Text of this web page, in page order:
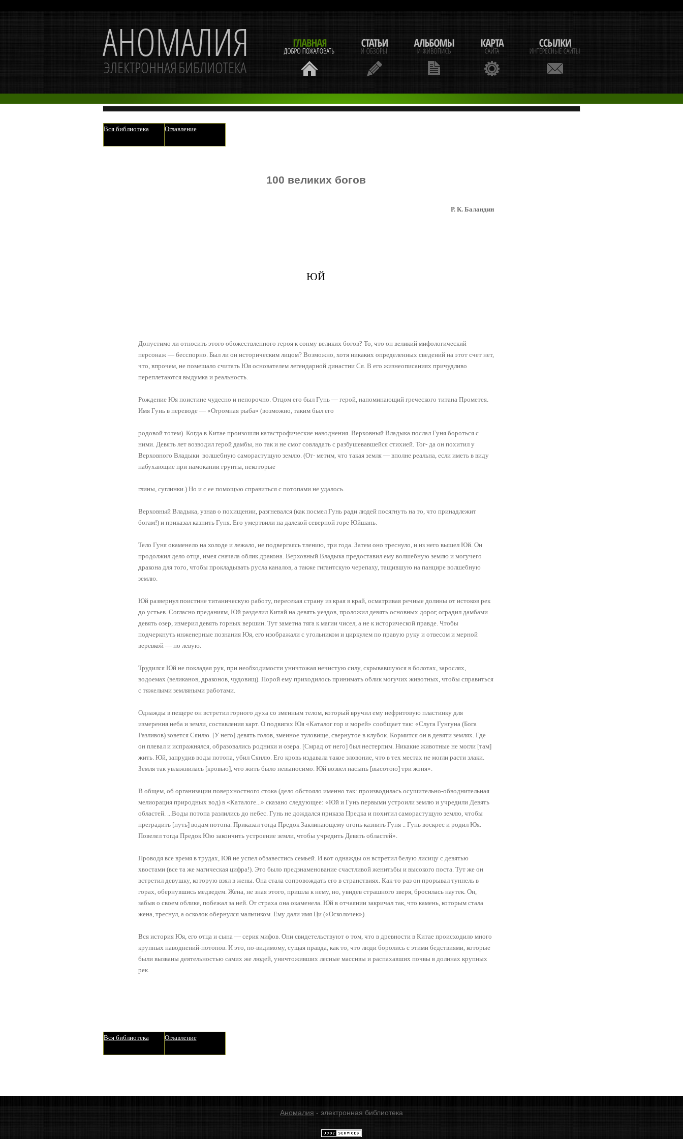
Вся библиотека Оглавление
100 великих богов
Р. К. Баландин
ЮЙ
Допустимо ли относить этого обожествленного героя к сонму великих богов? То, что он великий мифологический
персонаж — бесспорно. Был ли он историческим лицом? Возможно, хотя никаких определенных сведений на этот счет нет,
что, впрочем, не помешало считать Юя основателем легендарной династии Ся. В его жизнеописаниях причудливо
переплетаются выдумка и реальность.
Рождение Юя поистине чудесно и непорочно. Отцом его был Гунь — герой, напоминающий греческого титана Прометея.
Имя Гунь в переводе — «Огромная рыба» (возможно, таким был его
родовой тотем). Когда в Китае произошли катастрофические наводнения. Верховный Владыка послал Гуня бороться с
ними. Девять лет возводил герой дамбы, но так и не смог совладать с разбушевавшейся стихией. Тог- да он похитил у
Верховного Владыки волшебную саморастущую землю. (От- метим, что такая земля — вполне реальна, если иметь в виду
набухающие при намокании грунты, некоторые
глины, суглинки.) Но и с ее помощью справиться с потопами не удалось.
Верховный Владыка, узнав о похищении, разгневался (как посмел Гунь ради людей посягнуть на то, что принадлежит
богам!) и приказал казнить Гуня. Его умертвили на далекой северной горе Юйшань.
Тело Гуня окаменело на холоде и лежало, не подвергаясь тлению, три года. Затем оно треснуло, и из него вышел Юй. Он
продолжил дело отца, имея сначала облик дракона. Верховный Владыка предоставил ему волшебную землю и могучего
дракона для того, чтобы прокладывать русла каналов, а также гигантскую черепаху, тащившую на панцире волшебную
землю.
Юй развернул поистине титаническую работу, пересекая страну из края в край, осматривая речные долины от истоков рек
до устьев. Согласно преданиям, Юй разделил Китай на девять уездов, проложил девять основных дорог, оградил дамбами
девять озер, измерил девять горных вершин. Тут заметна тяга к магии чисел, а не к исторической правде. Чтобы
подчеркнуть инженерные познания Юя, его изображали с угольником и циркулем по правую руку и отвесом и мерной
веревкой — по левую.
Трудился Юй не покладая рук, при необходимости уничтожая нечистую силу, скрывавшуюся в болотах, зарослях,
водоемах (великанов, драконов, чудовищ). Порой ему приходилось принимать облик могучих животных, чтобы справиться
с тяжелыми земляными работами.
Однажды в пещере он встретил горного духа со змеиным телом, который вручил ему нефритовую пластинку для
измерения неба и земли, составления карт. О подвигах Юя «Каталог гор и морей» сообщает так: «Слуга Гунгуна (Бога
Разливов) зовется Сянлю. [У него] девять голов, змеиное туловище, свернутое в клубок. Кормится он в девяти землях. Где
он плевал и испражнялся, образовались родники и озера. [Смрад от него] был нестерпим. Никакие животные не могли [там]
жить. Юй, запрудив воды потопа, убил Сянлю. Его кровь издавала такое зловоние, что в тех местах не могли расти злаки.
Земля так увлажнилась [кровью], что жить было невыносимо. Юй возвел насыпь [высотою] три жэня».
В общем, об организации поверхностного стока (дело обстояло именно так: производилась осушительно-обводнительная
мелиорация природных вод) в «Каталоге...» сказано следующее: «Юй и Гунь первыми устроили землю и учредили Девять
областей. ...Воды потопа разлились до небес. Гунь не дождался приказа Предка и похитил саморастущую землю, чтобы
преградить [путь] водам потопа. Приказал тогда Предок Заклинающему огонь казнить Гуня .. Гунь воскрес и родил Юя.
Повелел тогда Предок Юю закончить устроение земли, чтобы учредить Девять областей».
Проводя все время в трудах, Юй не успел обзавестись семьей. И вот однажды он встретил белую лисицу с девятью
хвостами (все та же магическая цифра!). Это было предзнаменование счастливой женитьбы и высокого поста. Тут же он
встретил девушку, которую взял в жены. Она стала сопровождать его в странствиях. Как-то раз он прорывал туннель в
горах, обернувшись медведем. Жена, не зная этого, пришла к нему, но, увидев страшного зверя, бросилась наутек. Он,
забыв о своем облике, побежал за ней. От страха она окаменела. Юй в отчаянии закричал так, что камень, которым стала
жена, треснул, а осколок обернулся мальчиком. Ему дали имя Ци («Осколочек»).
Вся история Юя, его отца и сына — серия мифов. Они свидетельствуют о том, что в древности в Китае происходило много
крупных наводнений-потопов. И это, по-видимому, сущая правда, как то, что люди боролись с этими бедствиями, которые
были вызваны деятельностью самих же людей, уничтоживших лесные массивы и распахавших почвы в долинах крупных
рек.
Вся библиотека Оглавление
Аномалия - электронная библиотека